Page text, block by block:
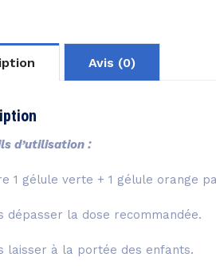
Avis (0)
d’utilisation :
1 gélule verte + 1 gélule orange
dépasser la dose recommandée.
laisser à la portée des enfants.